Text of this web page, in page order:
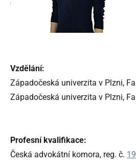
Vzdělání:
Západočeská univerzita v Plzni,
Západočeská univerzita v Plzni,
Profesní kvalifikace:
Česká advokátní komora, reg. č.